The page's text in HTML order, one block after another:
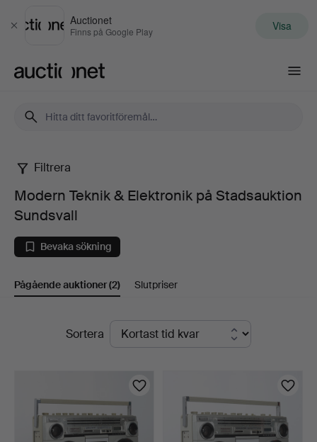
Stäng
Auctionet
Finns på Google Play Visa
Modern
Teknik
&
Elektronik
Stadsauktion
Filtrera
Modern Teknik & Elektronik på Stadsauktion
Sundsvall
Bevaka sökning
Pågående auktioner(2) Slutpriser
PågåendeSortera